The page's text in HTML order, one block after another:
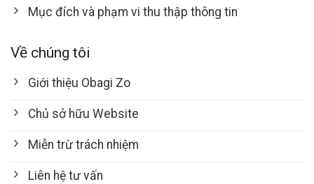
Mục đích và phạm vi thu thập thông tin
Về chúng tôi
Giới thiệu Obagi Zo
Chủ sở hữu Website
Miễn trừ trách nhiệm
Liên hệ tư vấn